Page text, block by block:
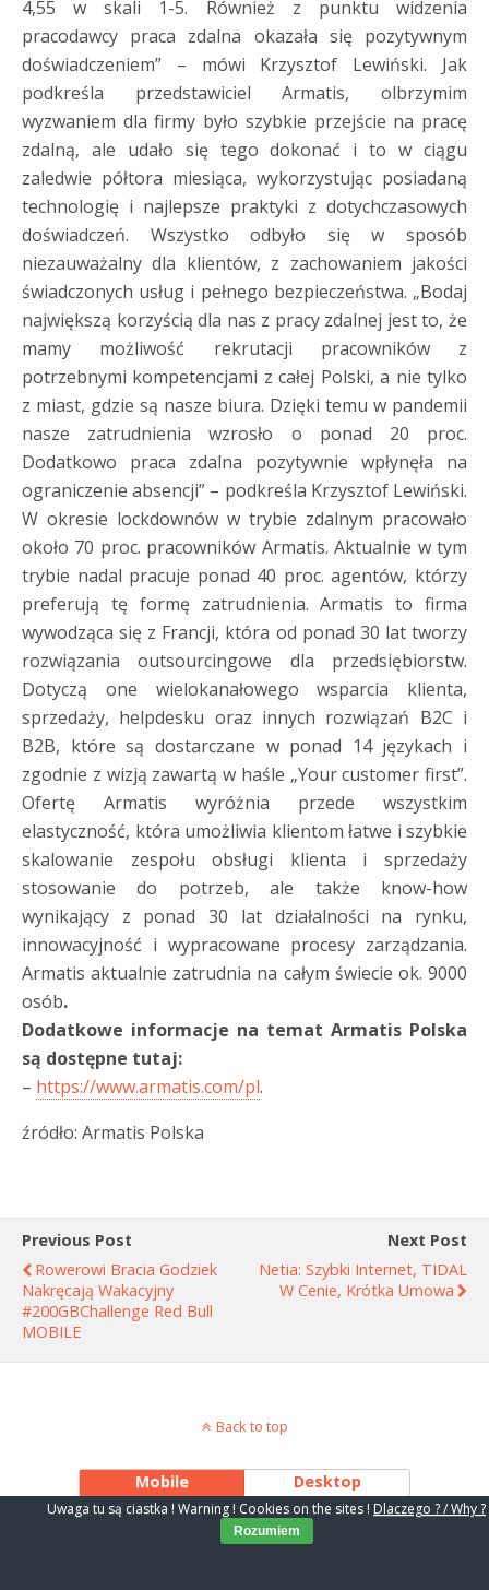
4,55 w skali 1-5. Również z punktu widzenia
pracodawcy praca zdalna okazała się pozytywnym
doświadczeniem” – mówi Krzysztof Lewiński. Jak
podkreśla przedstawiciel Armatis, olbrzymim
wyzwaniem dla firmy było szybkie przejście na pracę
zdalną, ale udało się tego dokonać i to w ciągu
zaledwie półtora miesiąca, wykorzystując posiadaną
technologię i najlepsze praktyki z dotychczasowych
doświadczeń. Wszystko odbyło się w sposób
niezauważalny dla klientów, z zachowaniem jakości
świadczonych usług i pełnego bezpieczeństwa. „Bodaj
największą korzyścią dla nas z pracy zdalnej jest to, że
mamy możliwość rekrutacji pracowników z
potrzebnymi kompetencjami z całej Polski, a nie tylko
z miast, gdzie są nasze biura. Dzięki temu w pandemii
nasze zatrudnienia wzrosło o ponad 20 proc.
Dodatkowo praca zdalna pozytywnie wpłynęła na
ograniczenie absencji” – podkreśla Krzysztof Lewiński.
W okresie lockdownów w trybie zdalnym pracowało
około 70 proc. pracowników Armatis. Aktualnie w tym
trybie nadal pracuje ponad 40 proc. agentów, którzy
preferują tę formę zatrudnienia. Armatis to firma
wywodząca się z Francji, która od ponad 30 lat tworzy
rozwiązania outsourcingowe dla przedsiębiorstw.
Dotyczą one wielokanałowego wsparcia klienta,
sprzedaży, helpdesku oraz innych rozwiązań B2C i
B2B, które są dostarczane w ponad 14 językach i
zgodnie z wizją zawartą w haśle „Your customer first”.
Ofertę Armatis wyróżnia przede wszystkim
elastyczność, która umożliwia klientom łatwe i szybkie
skalowanie zespołu obsługi klienta i sprzedaży
stosowanie do potrzeb, ale także know-how
wynikający z ponad 30 lat działalności na rynku,
innowacyjność i wypracowane procesy zarządzania.
Armatis aktualnie zatrudnia na całym świecie ok. 9000
osób.
Dodatkowe informacje na temat Armatis Polska
są dostępne tutaj:
– https://www.armatis.com/pl.
źródło: Armatis Polska
Previous Post
Rowerowi Bracia Godziek
Nakręcają Wakacyjny
#200GBChallenge Red Bull
MOBILE
Next Post
Netia: Szybki Internet, TIDAL
W Cenie, Krótka Umowa
Back to top
Mobile Desktop
Uwaga tu są ciastka ! Warning ! Cookies on the sites ! Dlaczego ? / Why ?
Rozumiem